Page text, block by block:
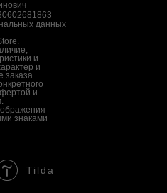
данных
и
и
заказа.
и
знаками
Tilda